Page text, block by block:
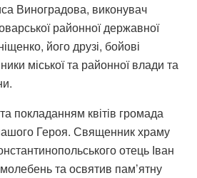
Виноградова, виконувач
районної державної
його друзі, бойові
міської та районної влади та
покладанням квітів громада
Героя. Священник храму
отець Іван
та освятив пам’ятну